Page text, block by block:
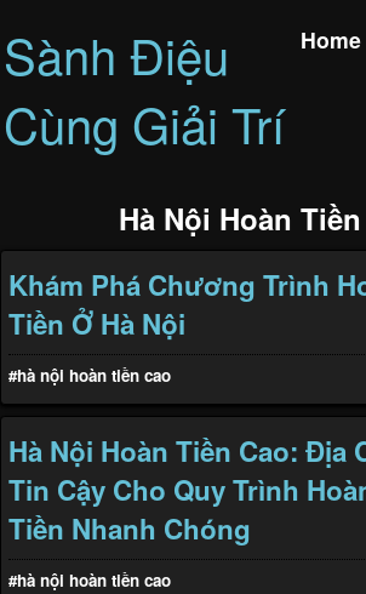
Sành Điệu
Cùng Giải Trí
Home
Hà Nội Hoàn
Khám Phá Chương Trình
Tiền Ở Hà Nội
#hà nội hoàn tiền cao
Hà Nội Hoàn Tiền Cao: Địa
Tin Cậy Cho Quy Trình
Tiền Nhanh Chóng
#hà nội hoàn tiền cao